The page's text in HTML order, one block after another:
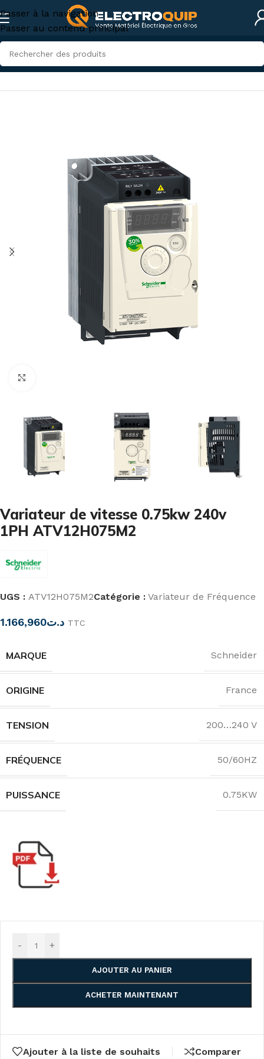
Passer à la navigation
Passer au contenu principal
Accueil/Électricité industrielle/Variateur de Fréquence
Variateur de vitesse 0.75kw 240v
1PH ATV12H075M2
UGS : ATV12H075M2Catégorie : Variateur de Fréquence
د.ت1.166,960 TTC
MARQUE Schneider
ORIGINE France
TENSION 200…240 V
FRÉQUENCE 50/60HZ
PUISSANCE 0.75KW
- +
AJOUTER AU PANIER
ACHETER MAINTENANT
Ajouter à la liste de souhaits Comparer